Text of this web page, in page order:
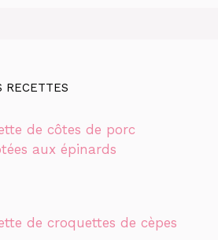
RECETTES
de côtes de porc
aux épinards
de croquettes de cèpes